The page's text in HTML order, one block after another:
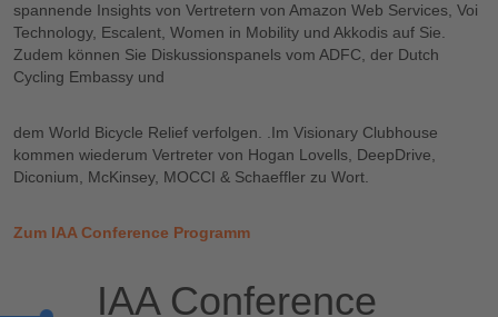
spannende Insights von Vertretern von Amazon Web Services, Voi
Technology, Escalent, Women in Mobility und Akkodis auf Sie.
Zudem können Sie Diskussionspanels vom ADFC, der Dutch
Cycling Embassy und
dem World Bicycle Relief verfolgen. .Im Visionary Clubhouse
kommen wiederum Vertreter von Hogan Lovells, DeepDrive,
Diconium, McKinsey, MOCCI & Schaeffler zu Wort.
Zum IAA Conference Programm
IAA Conference